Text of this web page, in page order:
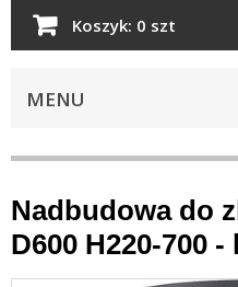
Koszyk: 0 szt
MENU
Nadbudowa do
D600 H220-700 -